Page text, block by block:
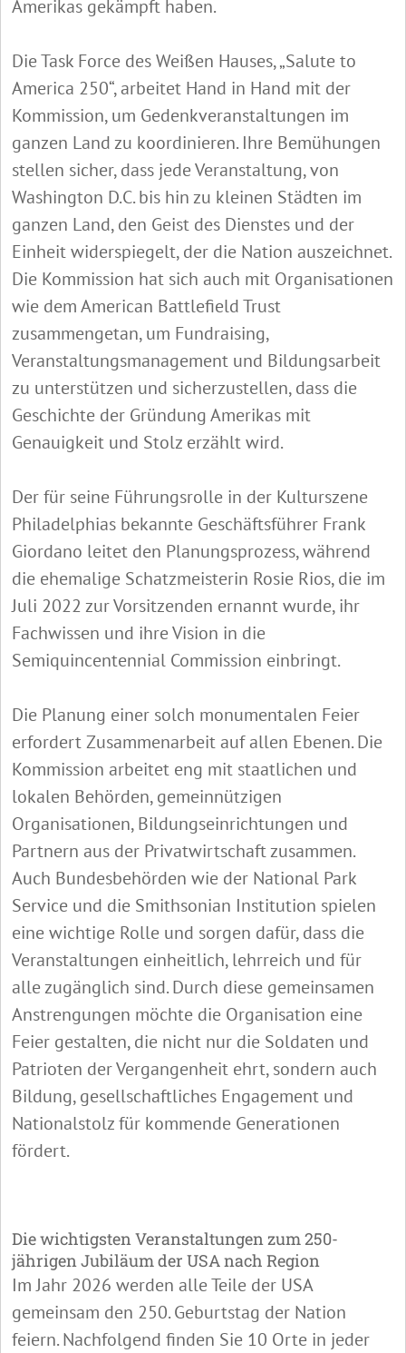
Amerikas gekämpft haben.
Die Task Force des Weißen Hauses, „Salute to
America 250“, arbeitet Hand in Hand mit der
Kommission, um Gedenkveranstaltungen im
ganzen Land zu koordinieren. Ihre Bemühungen
stellen sicher, dass jede Veranstaltung, von
Washington D.C. bis hin zu kleinen Städten im
ganzen Land, den Geist des Dienstes und der
Einheit widerspiegelt, der die Nation auszeichnet.
Die Kommission hat sich auch mit Organisationen
wie dem American Battlefield Trust
zusammengetan, um Fundraising,
Veranstaltungsmanagement und Bildungsarbeit
zu unterstützen und sicherzustellen, dass die
Geschichte der Gründung Amerikas mit
Genauigkeit und Stolz erzählt wird.
Der für seine Führungsrolle in der Kulturszene
Philadelphias bekannte Geschäftsführer Frank
Giordano leitet den Planungsprozess, während
die ehemalige Schatzmeisterin Rosie Rios, die im
Juli 2022 zur Vorsitzenden ernannt wurde, ihr
Fachwissen und ihre Vision in die
Semiquincentennial Commission einbringt.
Die Planung einer solch monumentalen Feier
erfordert Zusammenarbeit auf allen Ebenen. Die
Kommission arbeitet eng mit staatlichen und
lokalen Behörden, gemeinnützigen
Organisationen, Bildungseinrichtungen und
Partnern aus der Privatwirtschaft zusammen.
Auch Bundesbehörden wie der National Park
Service und die Smithsonian Institution spielen
eine wichtige Rolle und sorgen dafür, dass die
Veranstaltungen einheitlich, lehrreich und für
alle zugänglich sind. Durch diese gemeinsamen
Anstrengungen möchte die Organisation eine
Feier gestalten, die nicht nur die Soldaten und
Patrioten der Vergangenheit ehrt, sondern auch
Bildung, gesellschaftliches Engagement und
Nationalstolz für kommende Generationen
fördert.
Die wichtigsten Veranstaltungen zum 250-
jährigen Jubiläum der USA nach Region
Im Jahr 2026 werden alle Teile der USA
gemeinsam den 250. Geburtstag der Nation
feiern. Nachfolgend finden Sie 10 Orte in jeder